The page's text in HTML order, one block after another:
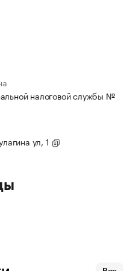
налоговой службы №
ул, 1